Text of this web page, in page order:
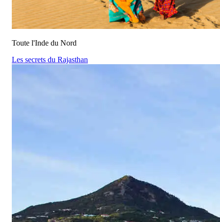
Toute l'Inde du Nord
Les secrets du Rajasthan